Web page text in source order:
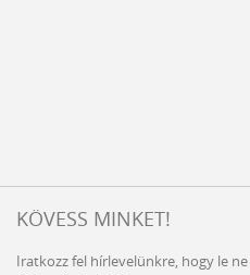
KÖVESS MINKET!
Iratkozz fel hírlevelünkre, hogy le